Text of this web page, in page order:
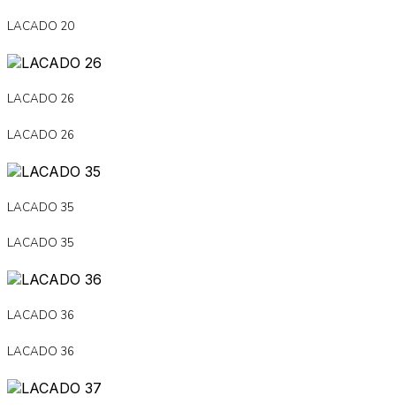
LACADO 20
LACADO 26
LACADO 26
LACADO 35
LACADO 35
LACADO 36
LACADO 36